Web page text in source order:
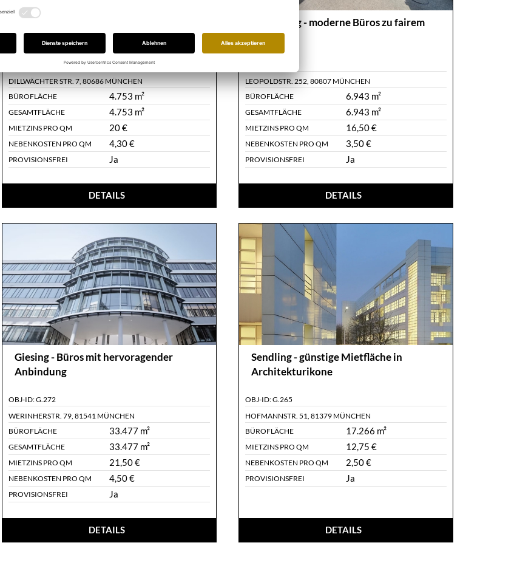
Infrastruktur
DILLWÄCHTER STR. 7,80686 MÜNCHEN
BÜROFLÄCHE
4.753 m²
GESAMTFLÄCHE 4.753 m²
MIETZINS PRO QM 20 €
NEBENKOSTEN PRO QM 4,30 €
PROVISIONSFREI Ja
DETAILS
Schwabing - moderne Büros zu fairem
LEOPOLDSTR. 252, 80807 MÜNCHEN
BÜROFLÄCHE
6.943 m²
GESAMTFLÄCHE 6.943 m²
MIETZINS PRO QM 16,50 €
NEBENKOSTEN PRO QM 3,50 €
PROVISIONSFREI Ja
DETAILS
Giesing - Büros mit hervoragender
Anbindung
OBJ-ID:G.272
WERINHERSTR. 79, 81541 MÜNCHEN
BÜROFLÄCHE
33.477 m²
GESAMTFLÄCHE 33.477 m²
MIETZINS PRO QM 21,50 €
NEBENKOSTEN PRO QM 4,50 €
PROVISIONSFREI Ja
DETAILS
Sendling - günstige Mietfläche in
Architekturikone
OBJ-ID:G.265
HOFMANNSTR. 51, 81379 MÜNCHEN
BÜROFLÄCHE
17.266 m²
MIETZINS PRO QM 12,75 €
NEBENKOSTEN PRO QM 2,50 €
PROVISIONSFREI Ja
DETAILS